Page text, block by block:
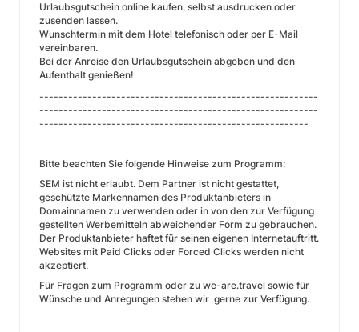
Urlaubsgutschein online kaufen, selbst ausdrucken oder
zusenden lassen.
Wunschtermin mit dem Hotel telefonisch oder per E-Mail
vereinbaren.
Bei der Anreise den Urlaubsgutschein abgeben und den
Aufenthalt genießen!
----------------------------------------------------------
----------------------------------------------------------
--------------------------------------------------------
Bitte beachten Sie folgende Hinweise zum Programm:
SEM ist nicht erlaubt. Dem Partner ist nicht gestattet,
geschützte Markennamen des Produktanbieters in
Domainnamen zu verwenden oder in von den zur Verfügung
gestellten Werbemitteln abweichender Form zu gebrauchen.
Der Produktanbieter haftet für seinen eigenen Internetauftritt.
Websites mit Paid Clicks oder Forced Clicks werden nicht
akzeptiert.
Für Fragen zum Programm oder zu we-are.travel sowie für
Wünsche und Anregungen stehen wir gerne zur Verfügung.